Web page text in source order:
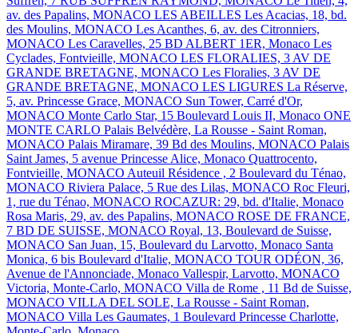
av. des Papalins, MONACO LES ABEILLES Les Acacias, 18, bd.
des Moulins, MONACO Les Acanthes, 6, av. des Citronniers,
MONACO Les Caravelles, 25 BD ALBERT 1ER, Monaco Les
Cyclades, Fontvieille, MONACO LES FLORALIES, 3 AV DE
GRANDE BRETAGNE, MONACO Les Floralies, 3 AV DE
GRANDE BRETAGNE, MONACO LES LIGURES La Réserve,
5, av. Princesse Grace, MONACO Sun Tower, Carré d'Or,
MONACO Monte Carlo Star, 15 Boulevard Louis II, Monaco ONE
MONTE CARLO Palais Belvédère, La Rousse - Saint Roman,
MONACO Palais Miramare, 39 Bd des Moulins, MONACO Palais
Saint James, 5 avenue Princesse Alice, Monaco Quattrocento,
Fontvieille, MONACO Auteuil Résidence , 2 Boulevard du Ténao,
MONACO Riviera Palace, 5 Rue des Lilas, MONACO Roc Fleuri,
1, rue du Ténao, MONACO ROCAZUR: 29, bd. d'Italie, Monaco
Rosa Maris, 29, av. des Papalins, MONACO ROSE DE FRANCE,
7 BD DE SUISSE, MONACO Royal, 13, Boulevard de Suisse,
MONACO San Juan, 15, Boulevard du Larvotto, Monaco Santa
Monica, 6 bis Boulevard d'Italie, MONACO TOUR ODÉON, 36,
Avenue de l'Annonciade, Monaco Vallespir, Larvotto, MONACO
Victoria, Monte-Carlo, MONACO Villa de Rome , 11 Bd de Suisse,
MONACO VILLA DEL SOLE, La Rousse - Saint Roman,
MONACO Villa Les Gaumates, 1 Boulevard Princesse Charlotte,